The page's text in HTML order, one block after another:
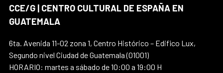
CCE/G | CENTRO CULTURAL DE ESPAÑA EN
GUATEMALA
6ta. Avenida 11-02 zona 1, Centro Histórico – Edifico Lux,
Segundo nivel Ciudad de Guatemala (01001)
HORARIO: martes a sábado de 10:00 a 19:00 H